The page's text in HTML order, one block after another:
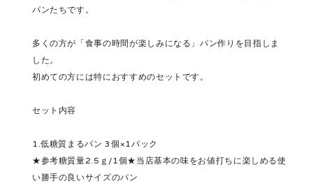
パンたちです。
多くの方が「食事の時間が楽しみになる」パン作りを目指しま
した。
初めての方には特におすすめのセットです。
セット内容
1.低糖質まるパン 3個×1パック
★参考糖質量2.5ｇ/1個★当店基本の味をお値打ちに楽しめる使
い勝手の良いサイズのパン